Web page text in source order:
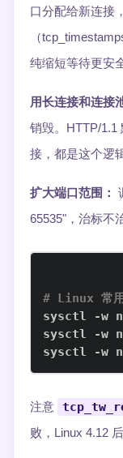
口分配给新连接
（
纯缩短等待更安
用长连接和连接
销毁。HTTP/1.1
接，都是这个逻
扩大端口范围：
65535"，治标不
# Linux 常
sysctl -w
sysctl -w
sysctl -w
注意
败，Linux 4.12